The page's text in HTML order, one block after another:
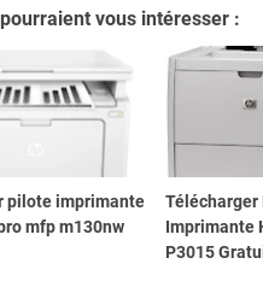
vous intéresser :
pilote imprimante
mfp m130nw
Télécharger
Imprimante
P3015